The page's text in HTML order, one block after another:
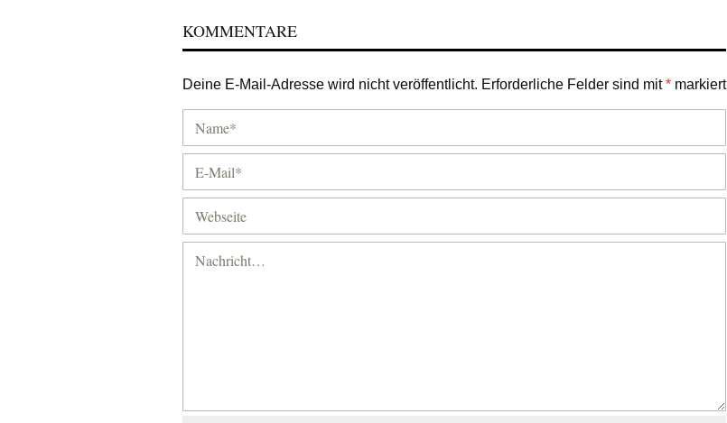
KOMMENTARE
Deine E-Mail-Adresse wird nicht veröffentlicht. Erforderliche Felder sind mit* markiert